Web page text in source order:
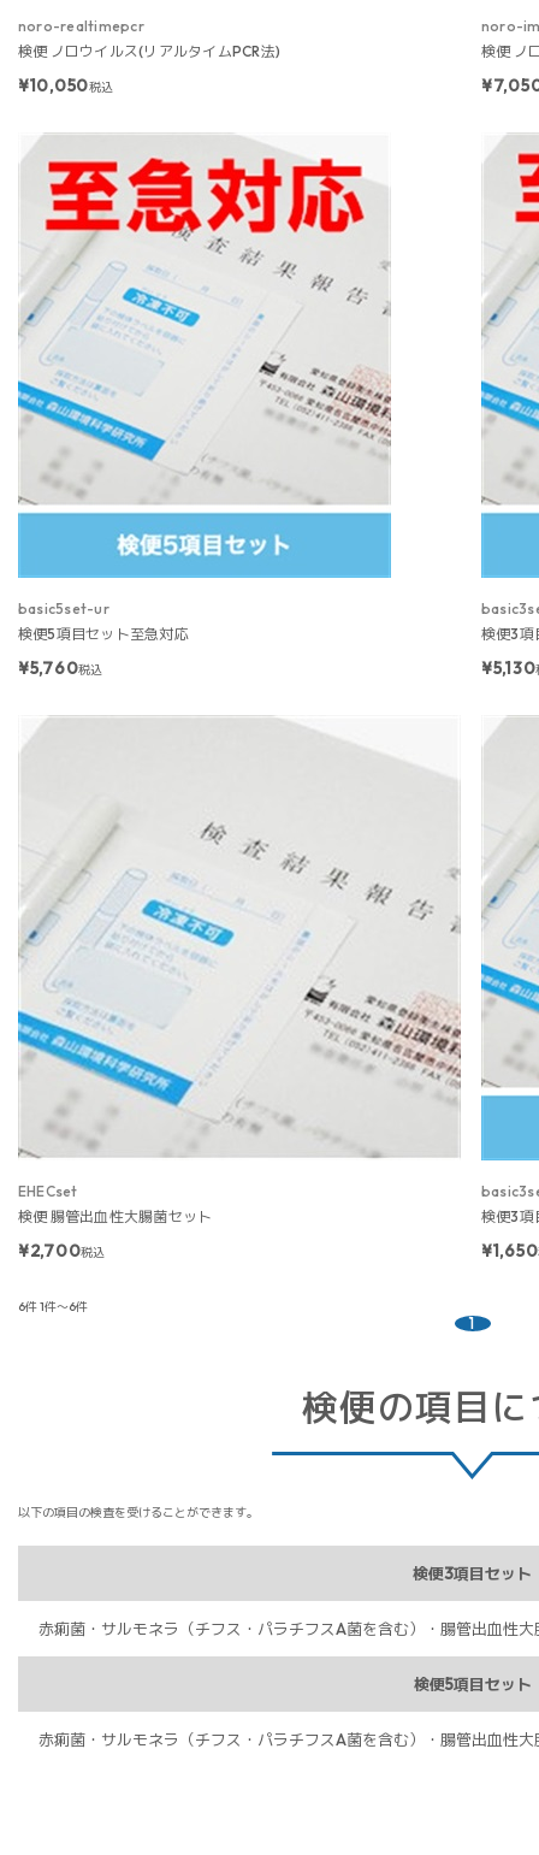
noro-realtimepcr
検便 ノロウイルス(リアルタイムPCR法)
¥10,050税込
noro-
検便 ノ
basic5set-ur
検便5項目セット至急対応
¥5,760税込
検便3項
¥5,130
EHECset
検便 腸管出血性大腸菌セット
¥2,700税込
検便3項
¥1,650
6件1件～6件
1
検便の項目
以下の項目の検査を受けることができます。
検便3項目セット
赤痢菌・サルモネラ（チフス・パラチフスA菌を含む）・腸管出血性
検便5項目セット
赤痢菌・サルモネラ（チフス・パラチフスA菌を含む）・腸管出血性